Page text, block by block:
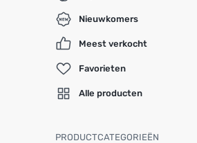
Nieuwkomers
Meest verkocht
Favorieten
Alle producten
PRODUCTCATEGORIEËN